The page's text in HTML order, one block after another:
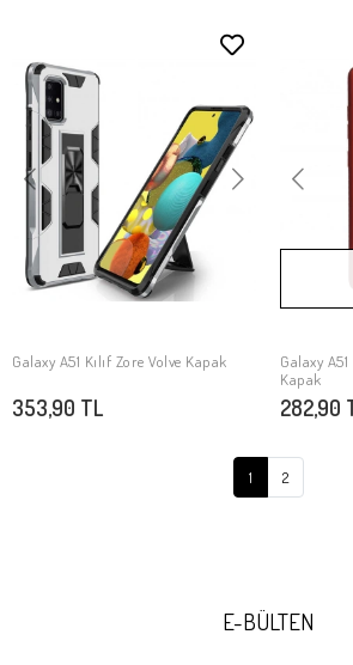
SEPETE EKLE
Galaxy A51 Kılıf Zore Volve Kapak
353,90 TL
Galaxy
Kapak
282,90
1 2
E-BÜLTEN